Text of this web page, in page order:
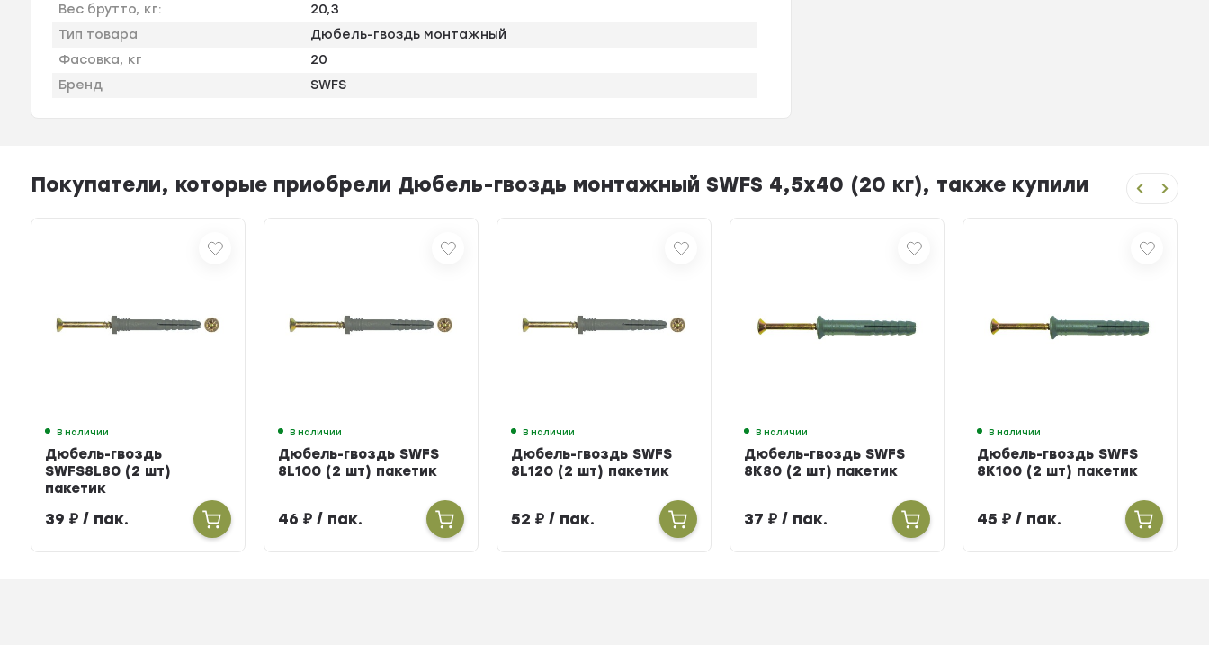
Вес брутто, кг:
20,3
Тип товара
Дюбель-гвоздь монтажный
Фасовка, кг
20
Бренд
SWFS
Покупатели, которые приобрели Дюбель-гвоздь монтажный SWFS 4,5х40 (20 кг), также купили
В наличии
Дюбель-гвоздь
SWFS8L80 (2 шт)
пакетик
39₽ / пак.
В наличии
Дюбель-гвоздь SWFS
8L100 (2 шт) пакетик
46₽ / пак.
В наличии
Дюбель-гвоздь SWFS
8L120 (2 шт) пакетик
52₽ / пак.
В наличии
Дюбель-гвоздь SWFS
8K80 (2 шт) пакетик
37₽ / пак.
В наличии
Дюбель-гвоздь SWFS
8K100 (2 шт) пакетик
45₽ / пак.